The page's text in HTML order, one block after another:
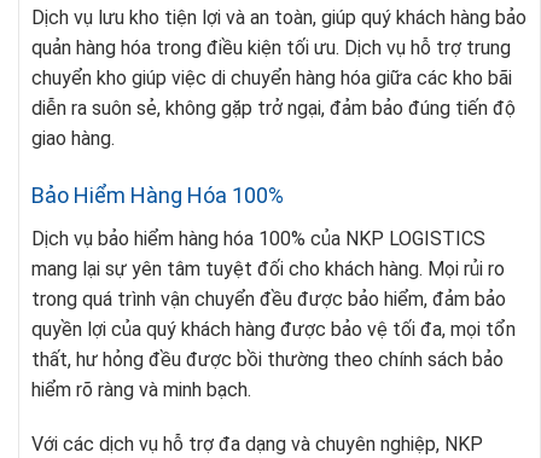
Dịch vụ lưu kho tiện lợi và an toàn, giúp quý khách hàng bảo
quản hàng hóa trong điều kiện tối ưu. Dịch vụ hỗ trợ trung
chuyển kho giúp việc di chuyển hàng hóa giữa các kho bãi
diễn ra suôn sẻ, không gặp trở ngại, đảm bảo đúng tiến độ
giao hàng.
Bảo Hiểm Hàng Hóa 100%
Dịch vụ bảo hiểm hàng hóa 100% của NKP LOGISTICS
mang lại sự yên tâm tuyệt đối cho khách hàng. Mọi rủi ro
trong quá trình vận chuyển đều được bảo hiểm, đảm bảo
quyền lợi của quý khách hàng được bảo vệ tối đa, mọi tổn
thất, hư hỏng đều được bồi thường theo chính sách bảo
hiểm rõ ràng và minh bạch.
Với các dịch vụ hỗ trợ đa dạng và chuyên nghiệp, NKP